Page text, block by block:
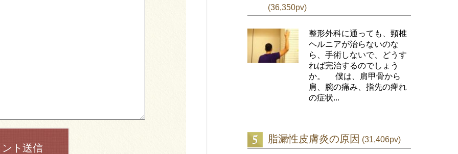
ト送信
(36,350pv)
整形外科に通っても、頸椎
ヘルニアが治らないのな
ら、手術しないで、どうす
れば完治するのでしょう
か。 僕は、肩甲骨から
肩、腕の痛み、指先の痺れ
の症状...
脂漏性皮膚炎の原因 (31,406pv)